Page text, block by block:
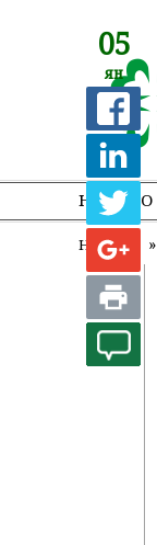
НАЧАЛО
Начало »
05
ян